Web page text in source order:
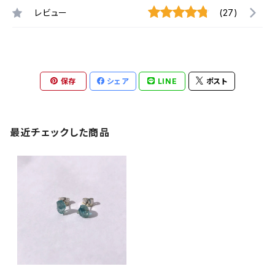
レビュー (27)
保存 シェア LINE ポスト
最近チェックした商品